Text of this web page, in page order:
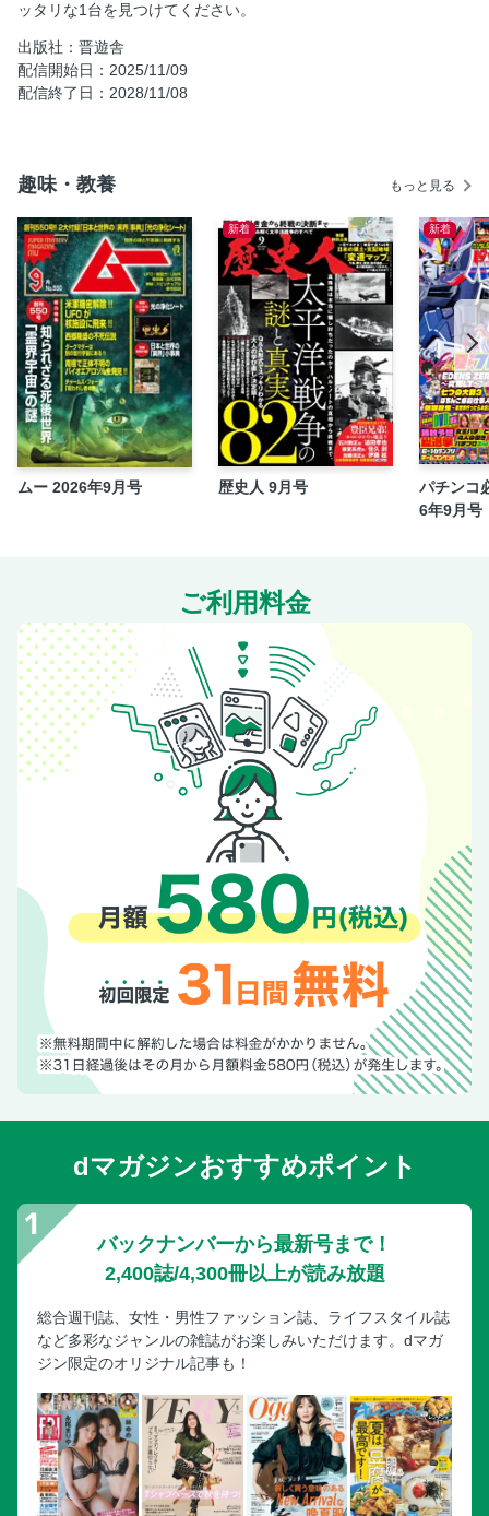
ッタリな1台を見つけてください。
出版社：晋遊舎
配信開始日：2025/11/09
配信終了日：2028/11/08
趣味・教養 もっと見る
ムー 2026年9月号
新着
歴史人 9月号
新着
パチンコ
6年9月号
ご利用料金
dマガジンおすすめポイント
バックナンバーから最新号まで！
2,400誌/4,300冊以上が読み放題
総合週刊誌、女性・男性ファッション誌、ライフスタイル誌
など多彩なジャンルの雑誌がお楽しみいただけます。dマガ
ジン限定のオリジナル記事も！